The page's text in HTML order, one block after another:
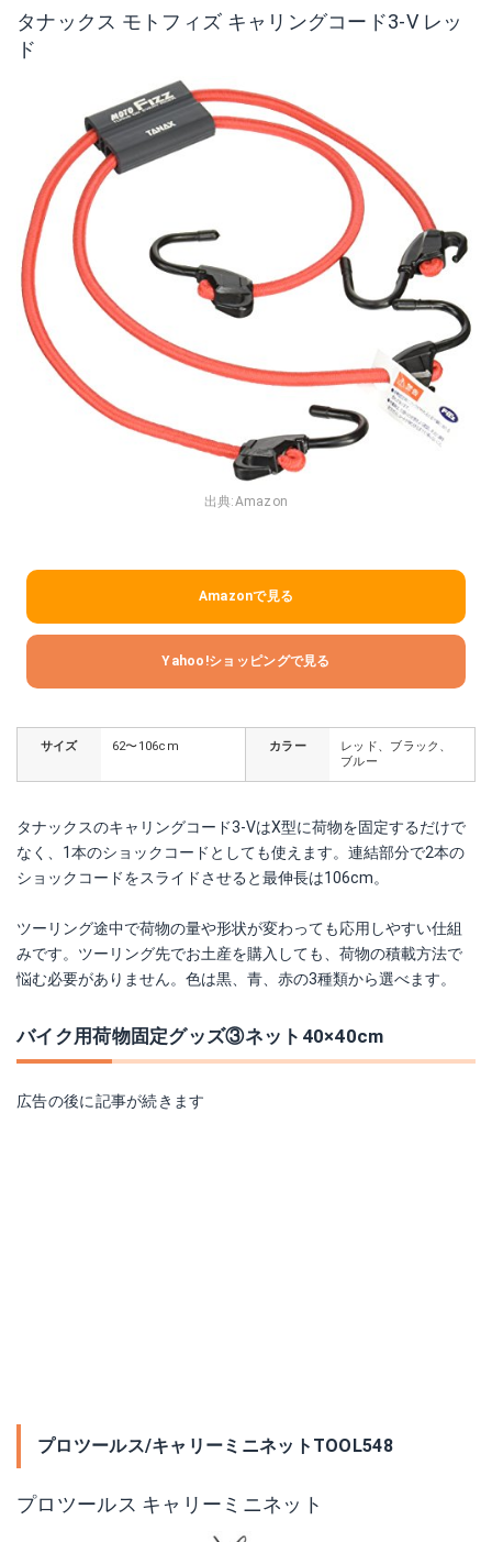
タナックス モトフィズ キャリングコード3-V レッ
ド
出典:Amazon
Amazonで見る
Yahoo!ショッピングで見る
サイズ 62〜106cm カラー
レッド、ブラック、
ブルー
タナックスのキャリングコード3-VはX型に荷物を固定するだけで
なく、1本のショックコードとしても使えます。連結部分で2本の
ショックコードをスライドさせると最伸長は106cm。
ツーリング途中で荷物の量や形状が変わっても応用しやすい仕組
みです。ツーリング先でお土産を購入しても、荷物の積載方法で
悩む必要がありません。色は黒、青、赤の3種類から選べます。
バイク用荷物固定グッズ③ネット40×40cm
広告の後に記事が続きます
プロツールス/キャリーミニネットTOOL548
プロツールス キャリーミニネット